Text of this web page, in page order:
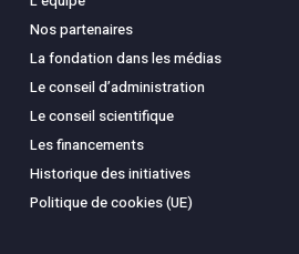
Nos partenaires
La fondation dans les médias
Le conseil d’administration
Le conseil scientifique
Les financements
Historique des initiatives
Politique de cookies (UE)